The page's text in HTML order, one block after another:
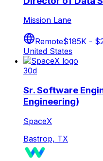
Mission Lane
Remote$185K -
United States
30d
Sr. Software
Engineering)
SpaceX
Bastrop, TX